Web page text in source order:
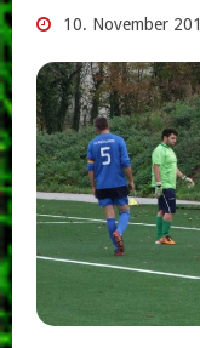
10. November